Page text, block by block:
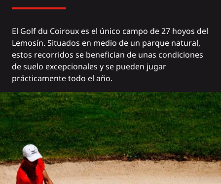
El Golf du Coiroux es el único campo de 27 hoyos del
Lemosín. Situados en medio de un parque natural,
estos recorridos se benefician de unas condiciones
de suelo excepcionales y se pueden jugar
prácticamente todo el año.